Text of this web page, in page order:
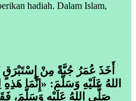
hadiah. Dalam Islam,
أَخَذَ عُمَرُ جُبَّةً مِنْ إِسْتَبْرَقٍ
اللهُ عَلَيْهِ وَسَلَّمَ: «إِنَّمَا
صَلَّى اللهُ عَلَيْهِ وَسَلَّمَ،